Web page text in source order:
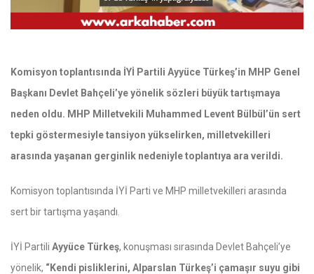
Komisyon toplantısında İYİ Partili Ayyüce Türkeş’in MHP Genel
Başkanı Devlet Bahçeli’ye yönelik sözleri büyük tartışmaya
neden oldu. MHP Milletvekili Muhammed Levent Bülbül’ün sert
tepki göstermesiyle tansiyon yükselirken, milletvekilleri
arasında yaşanan gerginlik nedeniyle toplantıya ara verildi.
Komisyon toplantısında İYİ Parti ve MHP milletvekilleri arasında
sert bir tartışma yaşandı.
İYİ Partili Ayyüce Türkeş, konuşması sırasında Devlet Bahçeli’ye
yönelik, “Kendi pisliklerini, Alparslan Türkeş’i çamaşır suyu gibi